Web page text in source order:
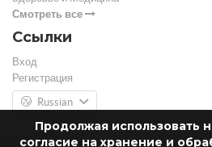
Продолжая использовать
согласие на хранение и
Смотреть все
Ссылки
Вход
Регистрация
Russian